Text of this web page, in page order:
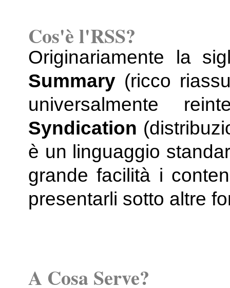
Cos'è l'RSS?
Originariamente la
Summary (ricco
universalmente
Syndication
è un linguaggio
grande facilità i
presentarli sotto altre
A Cosa Serve?